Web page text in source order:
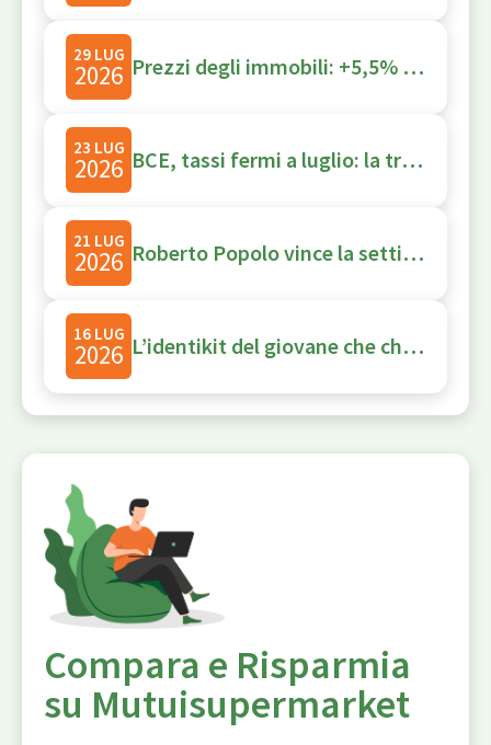
29 LUG
2026 Prezzi degli immobili: +5,5% sull’anno, ma il trimestre segna -2,6%
23 LUG
2026 BCE, tassi fermi a luglio: la tregua che non è durata
21 LUG
2026 Roberto Popolo vince la settima edizione di Net Economy’s Got Talent
16 LUG
2026 L’identikit del giovane che chiede un mutuo nel 2026: uomo, dipendente, con un reddito tra 1.500 e 2.000 euro
Compara e Risparmia
su Mutuisupermarket